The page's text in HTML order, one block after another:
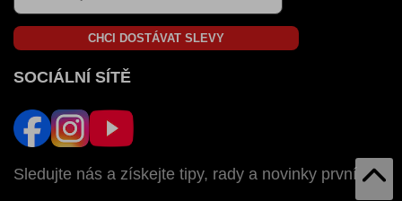
CHCI DOSTÁVAT SLEVY
SOCIÁLNÍ SÍTĚ
Sledujte nás a získejte tipy, rady a novinky první